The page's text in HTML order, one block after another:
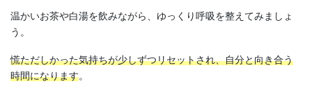
温かいお茶や白湯を飲みながら、ゆっくり呼吸を整えてみましょ
う。
慌ただしかった気持ちが少しずつリセットされ、自分と向き合う
時間になります。